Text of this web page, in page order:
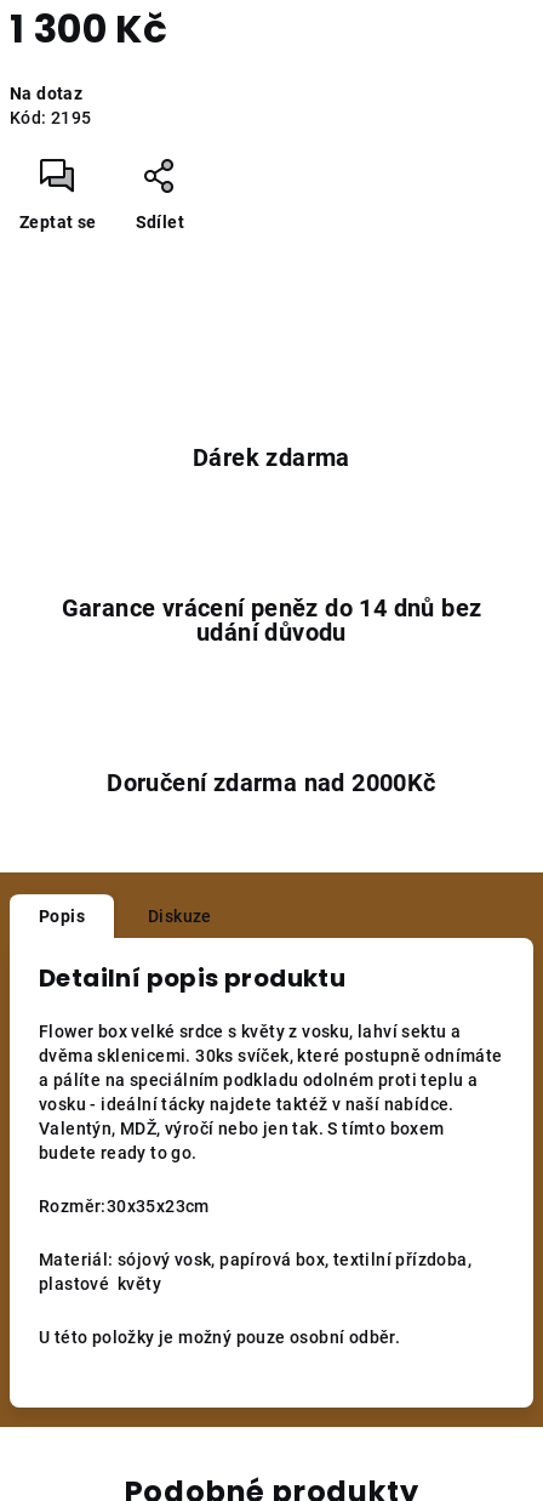
1 300 Kč
cena:
Na dotaz
Kód: 2195
Zeptat se Sdílet
Dárek zdarma
Garance vrácení peněz do 14 dnů bez
udání důvodu
Doručení zdarma nad 2000Kč
Popis Diskuze
Detailní popis produktu
Flower box velké srdce s květy z vosku, lahví sektu a
dvěma sklenicemi. 30ks svíček, které postupně odnímáte
a pálíte na speciálním podkladu odolném proti teplu a
vosku - ideální tácky najdete taktéž v naší nabídce.
Valentýn, MDŽ, výročí nebo jen tak. S tímto boxem
budete ready to go.
Rozměr:30x35x23cm
Materiál: sójový vosk, papírová box, textilní přízdoba,
plastové květy
U této položky je možný pouze osobní odběr.
Podobné produkty